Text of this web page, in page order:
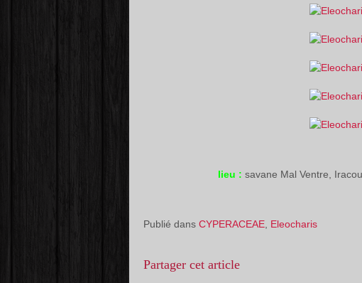
lieu : savane Mal Ventre,
Publié dans CYPERACEAE Eleocharis
Partager cet article